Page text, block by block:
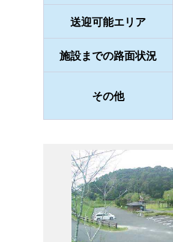
送迎可能エリア
施設までの路面状況
その他